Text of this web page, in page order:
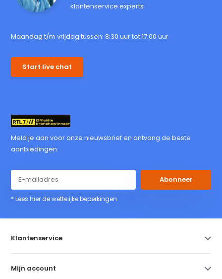
klantenservice experts
Maandag t/m vrijdag tussen: 8:30 uur tot 17:00 uur
Start live chat
Meld je aan voor onze nieuwsbrief en ontvang de beste
aanbiedingen.
Abonneer
* Lees hier de wettelijke beperkingen
Klantenservice
Mijn account